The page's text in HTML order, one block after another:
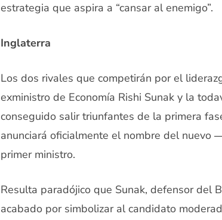
estrategia que aspira a “cansar al enemigo”.
Inglaterra
Los dos rivales que competirán por el
exministro de Economía Rishi Sunak y la
conseguido salir triunfantes de la primera
anunciará oficialmente el nombre del
primer ministro.
Resulta paradójico que Sunak, defensor del
acabado por simbolizar al candidato